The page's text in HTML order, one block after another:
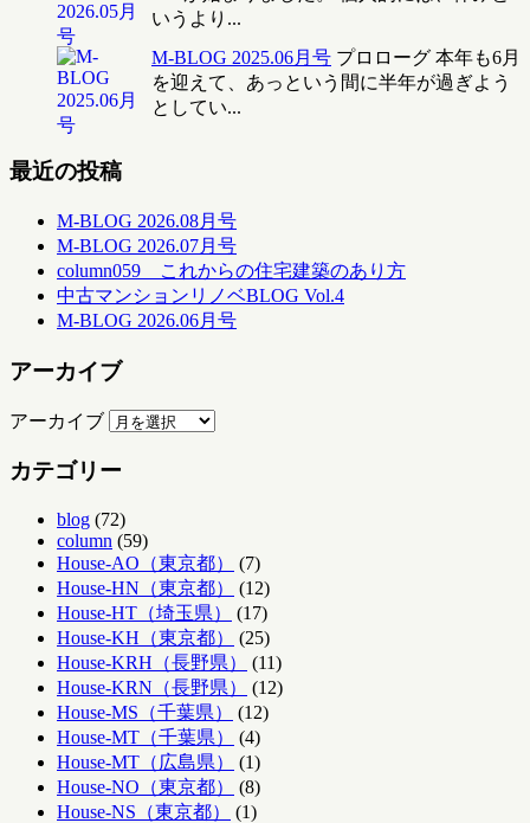
いうより...
M-BLOG 2025.06月号 プロローグ 本年も6月
を迎えて、あっという間に半年が過ぎよう
としてい...
最近の投稿
M-BLOG 2026.08月号
M-BLOG 2026.07月号
column059 これからの住宅建築のあり方
中古マンションリノベBLOG Vol.4
M-BLOG 2026.06月号
アーカイブ
アーカイブ
カテゴリー
blog (72)
column (59)
House-AO（東京都）
(7)
House-HN（東京都）
(12)
House-HT（埼玉県）
(17)
House-KH（東京都）
(25)
House-KRH（長野県）
(11)
House-KRN（長野県）
(12)
House-MS（千葉県）
(12)
House-MT（千葉県）
(4)
House-MT（広島県）
(1)
House-NO（東京都）
(8)
House-NS（東京都）
(1)